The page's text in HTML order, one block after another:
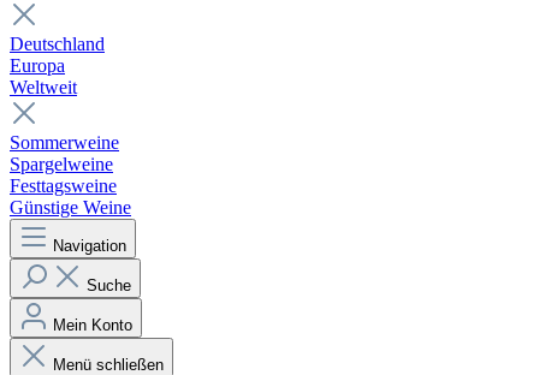
Deutschland
Europa
Weltweit
Sommerweine
Spargelweine
Festtagsweine
Günstige Weine
Navigation
Suche
Mein Konto
Menü schließen